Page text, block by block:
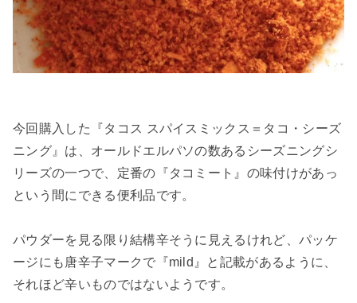
今回購入した『タコス スパイスミックス＝タコ・シーズ
ニング』は、オールドエルパソの数あるシーズニングシ
リーズの一つで、定番の『タコミート』の味付けがあっ
という間にできる便利品です。
パウダーを見る限り結構辛そうに見えるけれど、パッケ
ージにも唐辛子マークで『mild』と記載があるように、
それほど辛いものではないようです。